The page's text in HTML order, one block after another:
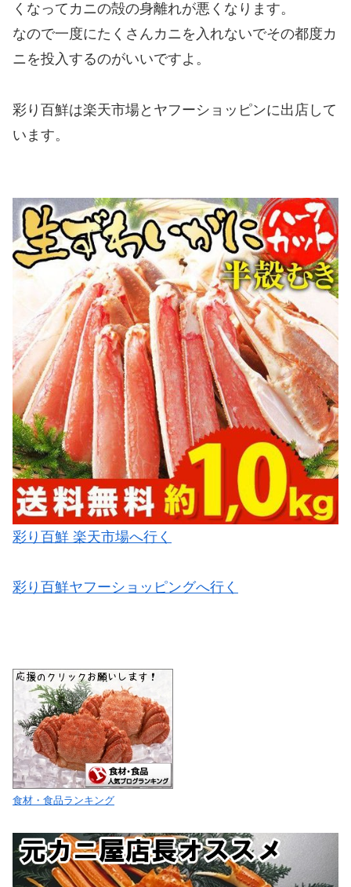
くなってカニの殻の身離れが悪くなります。
なので一度にたくさんカニを入れないでその都度カ
ニを投入するのがいいですよ。
彩り百鮮は楽天市場とヤフーショッピンに出店して
います。
彩り百鮮 楽天市場へ行く
彩り百鮮ヤフーショッピングへ行く
食材・食品ランキング